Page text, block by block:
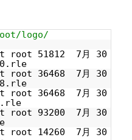
logo/
51812 7月 30
36468 7月 30
36468 7月 30
93200 7月 30
14260 7月 30